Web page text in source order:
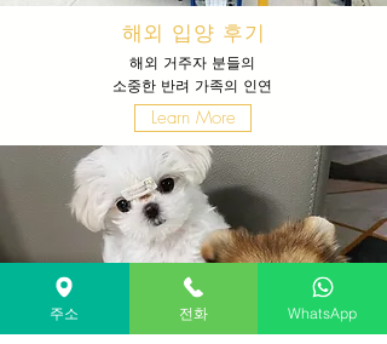
해외 입양 후기
해외 거주자 분들의
​소중한 반려 가족의 인연
Learn More
주소 전화 WhatsApp